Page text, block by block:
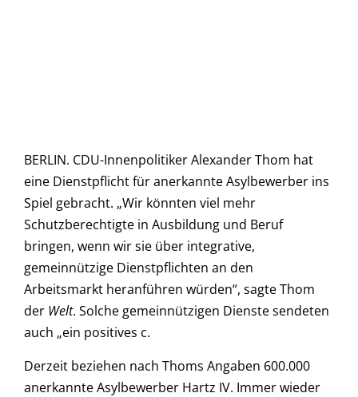
BERLIN. CDU-Innenpolitiker Alexander Thom hat
eine Dienstpflicht für anerkannte Asylbewerber ins
Spiel gebracht. „Wir könnten viel mehr
Schutzberechtigte in Ausbildung und Beruf
bringen, wenn wir sie über integrative,
gemeinnützige Dienstpflichten an den
Arbeitsmarkt heranführen würden“, sagte Thom
der Welt. Solche gemeinnützigen Dienste sendeten
auch „ein positives c.
Derzeit beziehen nach Thoms Angaben 600.000
anerkannte Asylbewerber Hartz IV. Immer wieder